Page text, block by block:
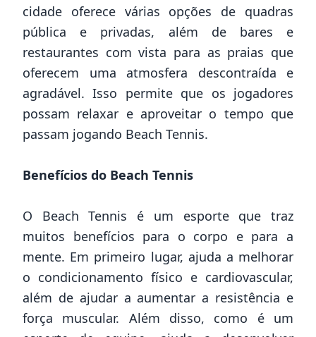
cidade oferece várias opções de quadras
pública e privadas, além de bares e
restaurantes com vista para as praias que
oferecem uma atmosfera descontraída e
agradável. Isso permite que os jogadores
possam relaxar e aproveitar o tempo que
passam jogando Beach Tennis.
Benefícios do Beach Tennis
O Beach Tennis é um esporte que traz
muitos benefícios para o corpo e para a
mente. Em primeiro lugar, ajuda a melhorar
o condicionamento físico e cardiovascular,
além de ajudar a aumentar a resistência e
força muscular. Além disso, como é um